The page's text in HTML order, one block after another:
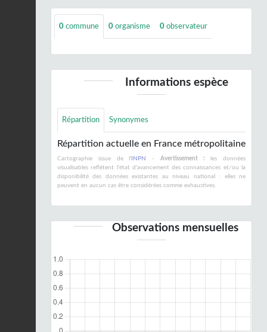
0 commune 0 organisme 0 observateur
Informations espèce
Répartition Synonymes
Répartition actuelle en France métropolitaine
Cartographie issue de l' INPN - Avertissement : les données
visualisables reflètent l'état d'avancement des connaissances et/ou la
disponibilité des données existantes au niveau national : elles ne
peuvent en aucun cas être considérées comme exhaustives.
Observations mensuelles